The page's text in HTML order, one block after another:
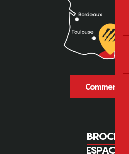
Comment
ESPACE